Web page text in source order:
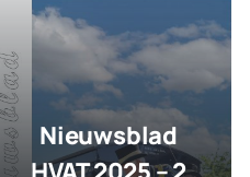
Nieuwsblad